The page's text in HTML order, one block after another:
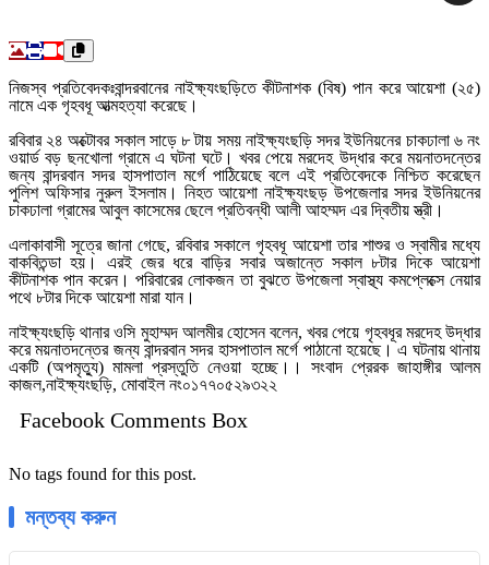
নিজস্ব প্রতিবেদকঃবান্দরবানের নাইক্ষ্যংছড়িতে কীটনাশক (বিষ) পান করে আয়েশা (২৫)
নামে এক গৃহবধূ আত্মহত্যা করেছে।
রবিবার ২৪ অক্টোবর সকাল সাড়ে ৮ টায় সময় নাইক্ষ্যংছড়ি সদর ইউনিয়নের চাকঢালা ৬ নং
ওয়ার্ড বড় ছনখোলা গ্রামে এ ঘটনা ঘটে। খবর পেয়ে মরদেহ উদ্ধার করে ময়নাতদন্তের
জন্য বান্দরবান সদর হাসপাতাল মর্গে পাঠিয়েছে বলে এই প্রতিবেদকে নিশ্চিত করেছেন
পুলিশ অফিসার নুরুল ইসলাম। নিহত আয়েশা নাইক্ষ্যংছড় উপজেলার সদর ইউনিয়নের
চাকঢালা গ্রামের আবুল কাসেমের ছেলে প্রতিবন্ধী আলী আহম্মদ এর দ্বিতীয় স্ত্রী।
এলাকাবাসী সূত্রে জানা গেছে, রবিবার সকালে গৃহবধূ আয়েশা তার শাশুর ও স্বামীর মধ্যে
বাকবিতন্ডা হয়। এরই জের ধরে বাড়ির সবার অজান্তে সকাল ৮টার দিকে আয়েশা
কীটনাশক পান করেন। পরিবারের লোকজন তা বুঝতে উপজেলা স্বাস্থ্য কমপ্লেক্সে নেয়ার
পথে ৮টার দিকে আয়েশা মারা যান।
নাইক্ষ্যংছড়ি থানার ওসি মুহাম্মদ আলমীর হোসেন বলেন, খবর পেয়ে গৃহবধূর মরদেহ উদ্ধার
করে ময়নাতদন্তের জন্য বান্দরবান সদর হাসপাতাল মর্গে পাঠানো হয়েছে। এ ঘটনায় থানায়
একটি (অপমৃত্যু) মামলা প্রস্তুতি নেওয়া হচ্ছে।। সংবাদ প্রেরক জাহাঙ্গীর আলম
কাজল,নাইক্ষ্যংছড়ি, মোবাইল নং০১৭৭০৫২৯৩২২
Facebook Comments Box
No tags found for this post.
মন্তব্য করুন